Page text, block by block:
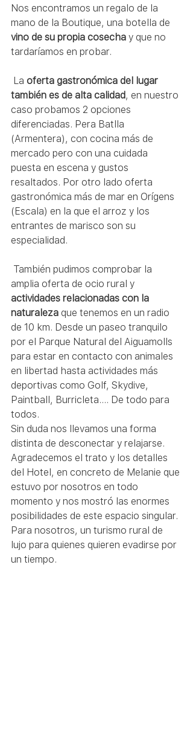
Nos encontramos un regalo de la
mano de la Boutique, una botella de
vino de su propia cosecha y que no
tardaríamos en probar.
La oferta gastronómica del lugar
también es de alta calidad, en nuestro
caso probamos 2 opciones
diferenciadas. Pera Batlla
(Armentera), con cocina más de
mercado pero con una cuidada
puesta en escena y gustos
resaltados. Por otro lado oferta
gastronómica más de mar en Orígens
(Escala) en la que el arroz y los
entrantes de marisco son su
especialidad.
amplia oferta de ocio rural y
actividades relacionadas con la
naturaleza que tenemos en un radio
de 10 km. Desde un paseo tranquilo
por el Parque Natural del Aiguamolls
para estar en contacto con animales
en libertad hasta actividades más
deportivas como Golf, Skydive,
Paintball, Burricleta…. De todo para
todos.
Sin duda nos llevamos una forma
distinta de desconectar y relajarse.
Agradecemos el trato y los detalles
del Hotel, en concreto de Melanie que
estuvo por nosotros en todo
momento y nos mostró las enormes
posibilidades de este espacio singular.
Para nosotros, un turismo rural de
lujo para quienes quieren evadirse por
un tiempo.